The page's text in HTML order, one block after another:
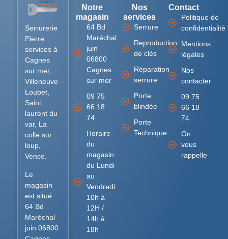
Serrurerie
Pierre
services à
Cagnes
sur mer,
Villeneuve
Loubet,
Saint
laurent du
var, La
colle sur
loup,
Vence.
Le
magasin
est situé
64 Bd
Maréchal
juin 06800
Notre
magasin
64 Bd
Maréchal
juin
06800
Cagnes
sur mer
09 75
66 18
74
Horaire
du
magasin
du Lundi
au
Vendredi
10h à
12H /
14h à
18h
Nos
services
Serrure
Reproduction
de clés
Réparation
serrure
Porte
blindée
Porte
Technique
Contact
Politique de
confidentialité
Mentions
légales
Nos
contacter
09 75
66 18
74
On
vous
rappelle